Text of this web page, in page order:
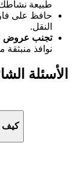
طبيعة
حافظ على
النقل.
تجنب عروض
نوافذ منبثقة
كيف